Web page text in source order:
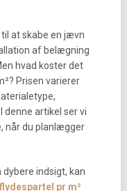
at skabe en jævn
af belægning
hvad koster det
Prisen varierer
artikel ser vi
når du planlægger
indsigt, kan
pr m²